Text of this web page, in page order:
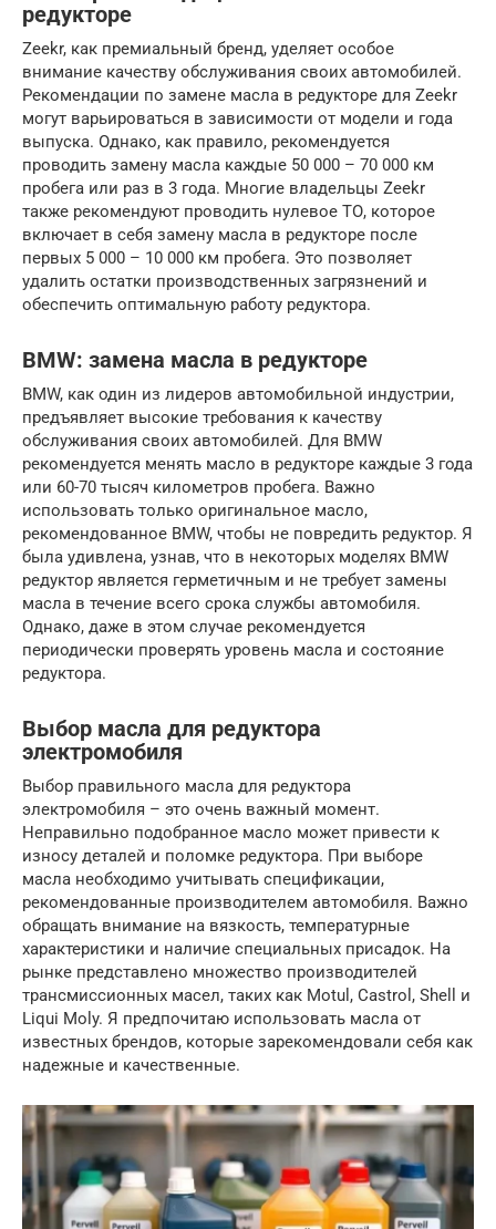
редукторе
Zeekr, как премиальный бренд, уделяет особое
внимание качеству обслуживания своих автомобилей.
Рекомендации по замене масла в редукторе для Zeekr
могут варьироваться в зависимости от модели и года
выпуска. Однако, как правило, рекомендуется
проводить замену масла каждые 50 000 – 70 000 км
пробега или раз в 3 года. Многие владельцы Zeekr
также рекомендуют проводить нулевое ТО, которое
включает в себя замену масла в редукторе после
первых 5 000 – 10 000 км пробега. Это позволяет
удалить остатки производственных загрязнений и
обеспечить оптимальную работу редуктора.
BMW: замена масла в редукторе
BMW, как один из лидеров автомобильной индустрии,
предъявляет высокие требования к качеству
обслуживания своих автомобилей. Для BMW
рекомендуется менять масло в редукторе каждые 3 года
или 60-70 тысяч километров пробега. Важно
использовать только оригинальное масло,
рекомендованное BMW, чтобы не повредить редуктор. Я
была удивлена, узнав, что в некоторых моделях BMW
редуктор является герметичным и не требует замены
масла в течение всего срока службы автомобиля.
Однако, даже в этом случае рекомендуется
периодически проверять уровень масла и состояние
редуктора.
Выбор масла для редуктора
электромобиля
Выбор правильного масла для редуктора
электромобиля – это очень важный момент.
Неправильно подобранное масло может привести к
износу деталей и поломке редуктора. При выборе
масла необходимо учитывать спецификации,
рекомендованные производителем автомобиля. Важно
обращать внимание на вязкость, температурные
характеристики и наличие специальных присадок. На
рынке представлено множество производителей
трансмиссионных масел, таких как Motul, Castrol, Shell и
Liqui Moly. Я предпочитаю использовать масла от
известных брендов, которые зарекомендовали себя как
надежные и качественные.